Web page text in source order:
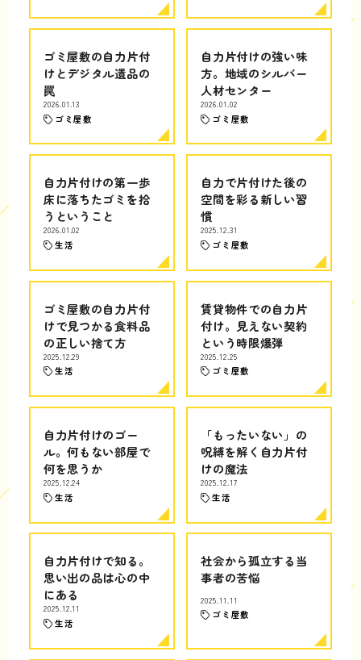
ゴミ屋敷の自力片付
けとデジタル遺品の
罠
2026.01.13
ゴミ屋敷
自力片付けの強い味
方。地域のシルバー
人材センター
2026.01.02
ゴミ屋敷
自力片付けの第一歩
床に落ちたゴミを拾
うということ
2026.01.02
生活
自力で片付けた後の
空間を彩る新しい習
慣
2025.12.31
ゴミ屋敷
ゴミ屋敷の自力片付
けで見つかる食料品
の正しい捨て方
2025.12.29
生活
賃貸物件での自力片
付け。見えない契約
という時限爆弾
2025.12.25
ゴミ屋敷
自力片付けのゴー
ル。何もない部屋で
何を思うか
2025.12.24
生活
「もったいない」の
呪縛を解く自力片付
けの魔法
2025.12.17
生活
自力片付けで知る。
思い出の品は心の中
にある
2025.12.11
生活
社会から孤立する当
事者の苦悩
2025.11.11
ゴミ屋敷